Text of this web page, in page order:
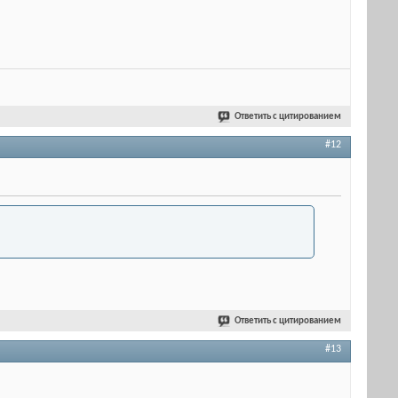
Ответить с цитированием
#12
Ответить с цитированием
#13